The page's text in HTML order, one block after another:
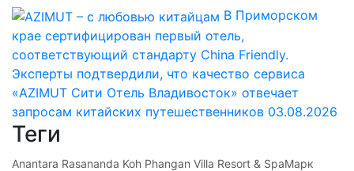
В Приморском
крае сертифицирован первый отель,
соответствующий стандарту China Friendly.
Эксперты подтвердили, что качество сервиса
«AZIMUT Сити Отель Владивосток» отвечает
запросам китайских путешественников 03.08.2026
Теги
Anantara Rasananda Koh Phangan Villa Resort & SpaМарк